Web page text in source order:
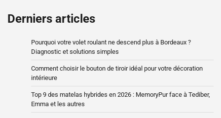
Derniers articles
Pourquoi votre volet roulant ne descend plus à Bordeaux ?
Diagnostic et solutions simples
Comment choisir le bouton de tiroir idéal pour votre décoration
intérieure
Top 9 des matelas hybrides en 2026 : MemoryPur face à Tediber,
Emma et les autres